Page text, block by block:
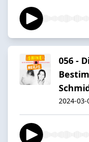
056 -
2024-03-